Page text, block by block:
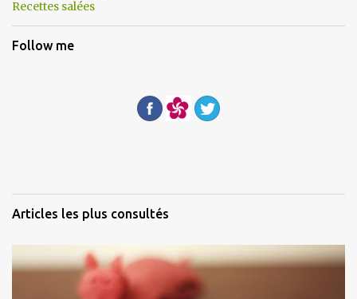
u
o
Recettes salées
Follow me
Articles les plus consultés